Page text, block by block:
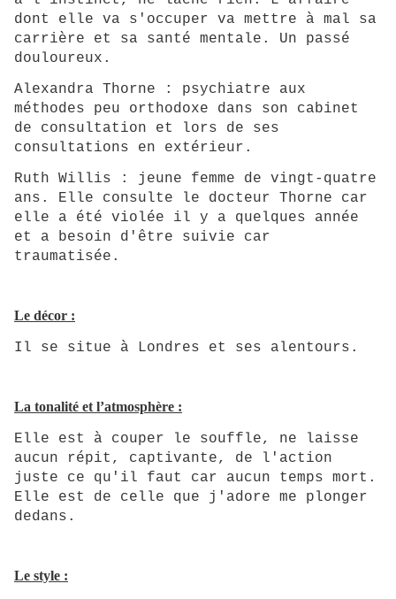
dont elle va s'occuper va mettre à mal sa
carrière et sa santé mentale. Un passé
douloureux.
Alexandra Thorne : psychiatre aux
méthodes peu orthodoxe dans son cabinet
de consultation et lors de ses
consultations en extérieur.
Ruth Willis : jeune femme de vingt-quatre
ans. Elle consulte le docteur Thorne car
elle a été violée il y a quelques année
et a besoin d'être suivie car
traumatisée.
Le décor :
Il se situe à Londres et ses alentours.
La tonalité et l’atmosphère :
Elle est à couper le souffle, ne laisse
aucun répit, captivante, de l'action
juste ce qu'il faut car aucun temps mort.
Elle est de celle que j'adore me plonger
dedans.
Le style :